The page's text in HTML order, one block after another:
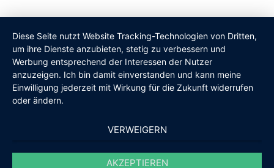
Diese Seite nutzt Website Tracking-Technologien von Dritten,
um ihre Dienste anzubieten, stetig zu verbessern und
Werbung entsprechend der Interessen der Nutzer
anzuzeigen. Ich bin damit einverstanden und kann meine
Einwilligung jederzeit mit Wirkung für die Zukunft widerrufen
oder ändern.
VERWEIGERN
AKZEPTIEREN